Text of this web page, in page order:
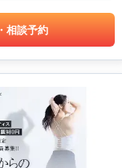
相談予約